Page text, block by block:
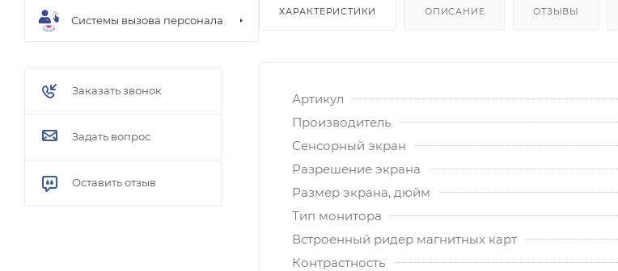
ХАРАКТЕРИСТИКИ ОПИСАНИЕ ОТЗЫВЫ
Артикул
Производитель
Сенсорный экран
Разрешение экрана
Размер экрана, дюйм
Тип монитора
Встроенный ридер магнитных карт
Контрастность
Системы вызова персонала
Заказать звонок
Задать вопрос
Оставить отзыв